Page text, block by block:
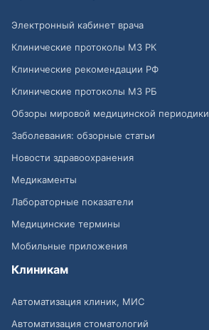
Электронный кабинет врача
Клинические протоколы МЗ РК
Клинические рекомендации РФ
Клинические протоколы МЗ РБ
Обзоры мировой медицинской периодики
Заболевания: обзорные статьи
Новости здравоохранения
Медикаменты
Лабораторные показатели
Медицинские термины
Мобильные приложения
Клиникам
Автоматизация клиник, МИС
Автоматизация стоматологий